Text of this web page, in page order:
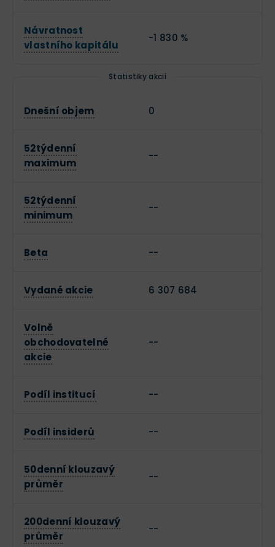
Návratnost
vlastního kapitálu
-1 830 %
Statistiky akcií
Dnešní objem 0
52týdenní
maximum
--
52týdenní
minimum
--
Beta --
Vydané akcie 6 307 684
Volně
obchodovatelné
akcie
--
Podíl institucí --
Podíl insiderů --
50denní klouzavý
průměr
--
200denní klouzavý
průměr
--